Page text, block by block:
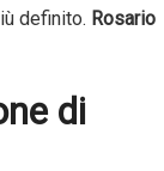
definito. Rosario
di